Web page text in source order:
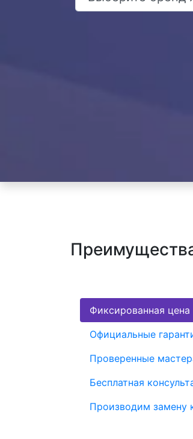
Фиксированная цена
Официальные
Проверенные
Бесплатная
Производим замену